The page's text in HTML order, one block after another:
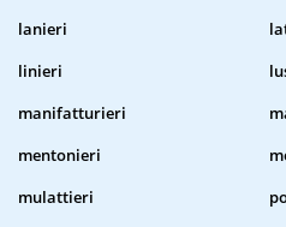
lanieri
linieri
manifatturieri
mentonieri
mulattieri